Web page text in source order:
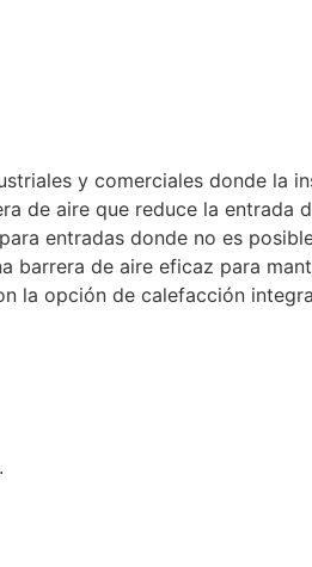
y comerciales donde la
de aire que reduce la entrada
entradas donde no es
de aire eficaz para
la opción de calefacción